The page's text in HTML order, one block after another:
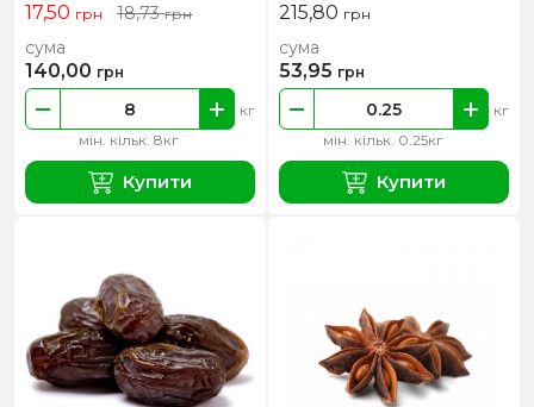
17,50 грн 18,73грн
мін. кільк. 8кг
кг
сума
140,00 грн
Купити
215,80 грн
мін. кільк. 0.25кг
кг
сума
53,95 грн
Купити